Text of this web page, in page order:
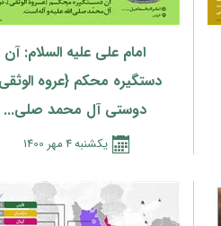
امام علی علیه السلام: آن
دستگیره محکم {عروه
دوستی آل محمد صلی...
يكشنبه4مهر 1400